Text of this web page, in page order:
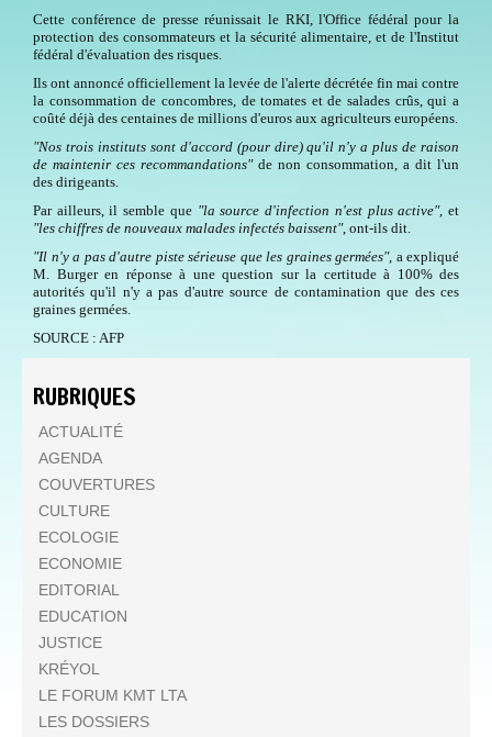
Cette conférence de presse réunissait le RKI, l'Office fédéral pour la
protection des consommateurs et la sécurité alimentaire, et de l'Institut
fédéral d'évaluation des risques.
Ils ont annoncé officiellement la levée de l'alerte décrétée fin mai contre
la consommation de concombres, de tomates et de salades crûs, qui a
coûté déjà des centaines de millions d'euros aux agriculteurs européens.
"Nos trois instituts sont d'accord (pour dire) qu'il n'y a plus de raison
de maintenir ces recommandations"de non consommation, a dit l'un
des dirigeants.
Par ailleurs, il semble que "la source d'infection n'est plus active", et
"les chiffres de nouveaux malades infectés baissent", ont-ils dit.
"Il n'y a pas d'autre piste sérieuse que les graines germées", a expliqué
M. Burger en réponse à une question sur la certitude à 100% des
autorités qu'il n'y a pas d'autre source de contamination que des ces
graines germées.
SOURCE : AFP
RUBRIQUES
ACTUALITÉ
AGENDA
COUVERTURES
CULTURE
ECOLOGIE
ECONOMIE
EDITORIAL
EDUCATION
JUSTICE
KRÉYOL
LE FORUM KMT LTA
LES DOSSIERS